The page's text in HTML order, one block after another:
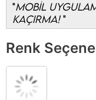
MOBİL
KAÇIRMA!
Renk